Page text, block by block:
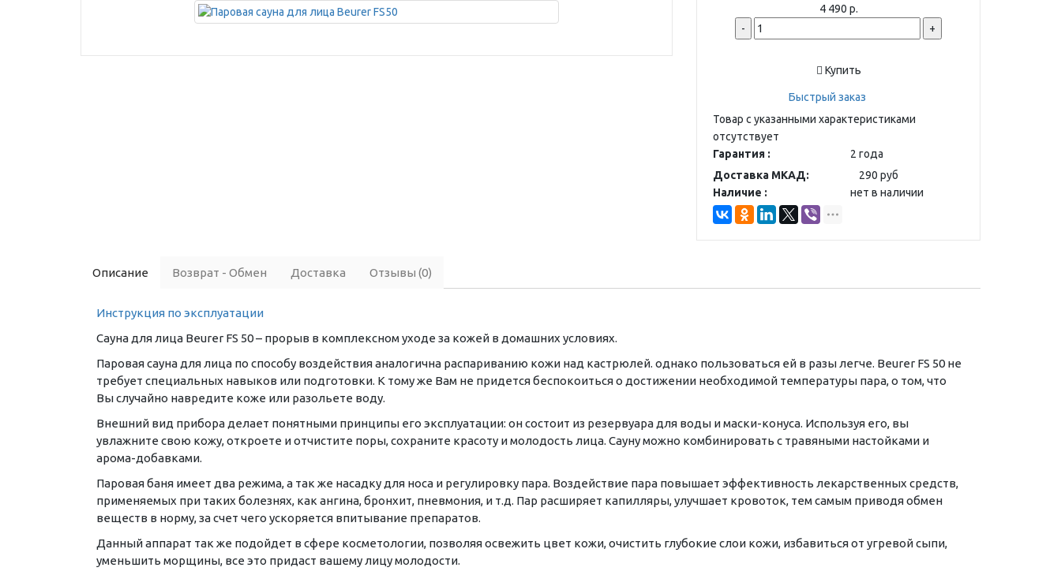
4 490 р.
-
+
Купить
Быстрый заказ
Товар с указанными характеристиками
отсутствует
Гарантия :
2 года
Доставка МКАД:
290 руб
Наличие :
нет в наличии
Описание Возврат - Обмен Доставка Отзывы (0)
Инструкция по эксплуатации
Сауна для лица Beurer FS 50 – прорыв в комплексном уходе за кожей в домашних условиях.
Паровая сауна для лица по способу воздействия аналогична распариванию кожи над кастрюлей. однако пользоваться ей в разы легче. Beurer FS 50 не
требует специальных навыков или подготовки. К тому же Вам не придется беспокоиться о достижении необходимой температуры пара, о том, что
Вы случайно навредите коже или разольете воду.
Внешний вид прибора делает понятными принципы его эксплуатации: он состоит из резервуара для воды и маски-конуса. Используя его, вы
увлажните свою кожу, откроете и отчистите поры, сохраните красоту и молодость лица. Сауну можно комбинировать с травяными настойками и
арома-добавками.
Паровая баня имеет два режима, а так же насадку для носа и регулировку пара. Воздействие пара повышает эффективность лекарственных средств,
применяемых при таких болезнях, как ангина, бронхит, пневмония, и т.д. Пар расширяет капилляры, улучшает кровоток, тем самым приводя обмен
веществ в норму, за счет чего ускоряется впитывание препаратов.
Данный аппарат так же подойдет в сфере косметологии, позволяя освежить цвет кожи, очистить глубокие слои кожи, избавиться от угревой сыпи,
уменьшить морщины, все это придаст вашему лицу молодости.